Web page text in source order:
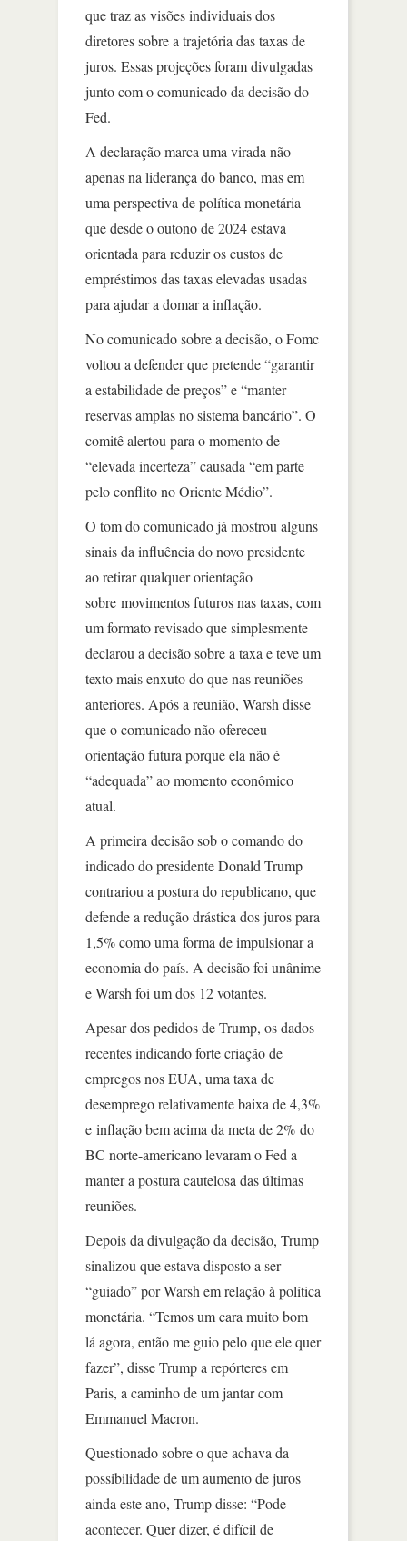
que traz as visões individuais dos
diretores sobre a trajetória das taxas de
juros. Essas projeções foram divulgadas
junto com o comunicado da decisão do
Fed.
A declaração marca uma virada não
apenas na liderança do banco, mas em
uma perspectiva de política monetária
que desde o outono de 2024 estava
orientada para reduzir os custos de
empréstimos das taxas elevadas usadas
para ajudar a domar a inflação.
No comunicado sobre a decisão, o Fomc
voltou a defender que pretende “garantir
a estabilidade de preços” e “manter
reservas amplas no sistema bancário”. O
comitê alertou para o momento de
“elevada incerteza” causada “em parte
pelo conflito no Oriente Médio”.
O tom do comunicado já mostrou alguns
sinais da influência do novo presidente
ao retirar qualquer orientação
sobre movimentos futuros nas taxas, com
um formato revisado que simplesmente
declarou a decisão sobre a taxa e teve um
texto mais enxuto do que nas reuniões
anteriores. Após a reunião, Warsh disse
que o comunicado não ofereceu
orientação futura porque ela não é
“adequada” ao momento econômico
atual.
A primeira decisão sob o comando do
indicado do presidente Donald Trump
contrariou a postura do republicano, que
defende a redução drástica dos juros para
1,5% como uma forma de impulsionar a
economia do país. A decisão foi unânime
e Warsh foi um dos 12 votantes.
Apesar dos pedidos de Trump, os dados
recentes indicando forte criação de
empregos nos EUA, uma taxa de
desemprego relativamente baixa de 4,3%
e inflação bem acima da meta de 2% do
BC norte-americano levaram o Fed a
manter a postura cautelosa das últimas
reuniões.
Depois da divulgação da decisão, Trump
sinalizou que estava disposto a ser
“guiado” por Warsh em relação à política
monetária. “Temos um cara muito bom
lá agora, então me guio pelo que ele quer
fazer”, disse Trump a repórteres em
Paris, a caminho de um jantar com
Emmanuel Macron.
Questionado sobre o que achava da
possibilidade de um aumento de juros
ainda este ano, Trump disse: “Pode
acontecer. Quer dizer, é difícil de